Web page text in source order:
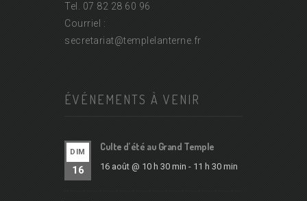
Tel. 07 82 28 60 96
Courriel :
secretariat@templelanterne.fr
ÉVÉNEMENTS À VENIR
DIM
16
Culte d’été au Grand Temple
16 août @ 10 h 30 min - 11 h 30 min